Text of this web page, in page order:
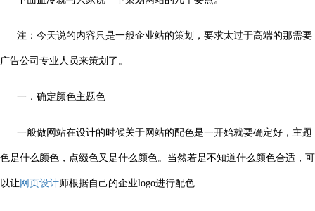
注：今天说的内容只是一般企业站的策划，要求太过于高端的那需要
广告公司专业人员来策划了。
一．确定颜色主题色
一般做网站在设计的时候关于网站的配色是一开始就要确定好，主题
色是什么颜色，点缀色又是什么颜色。当然若是不知道什么颜色合适，可
以让 网页设计师根据自己的企业logo进行配色